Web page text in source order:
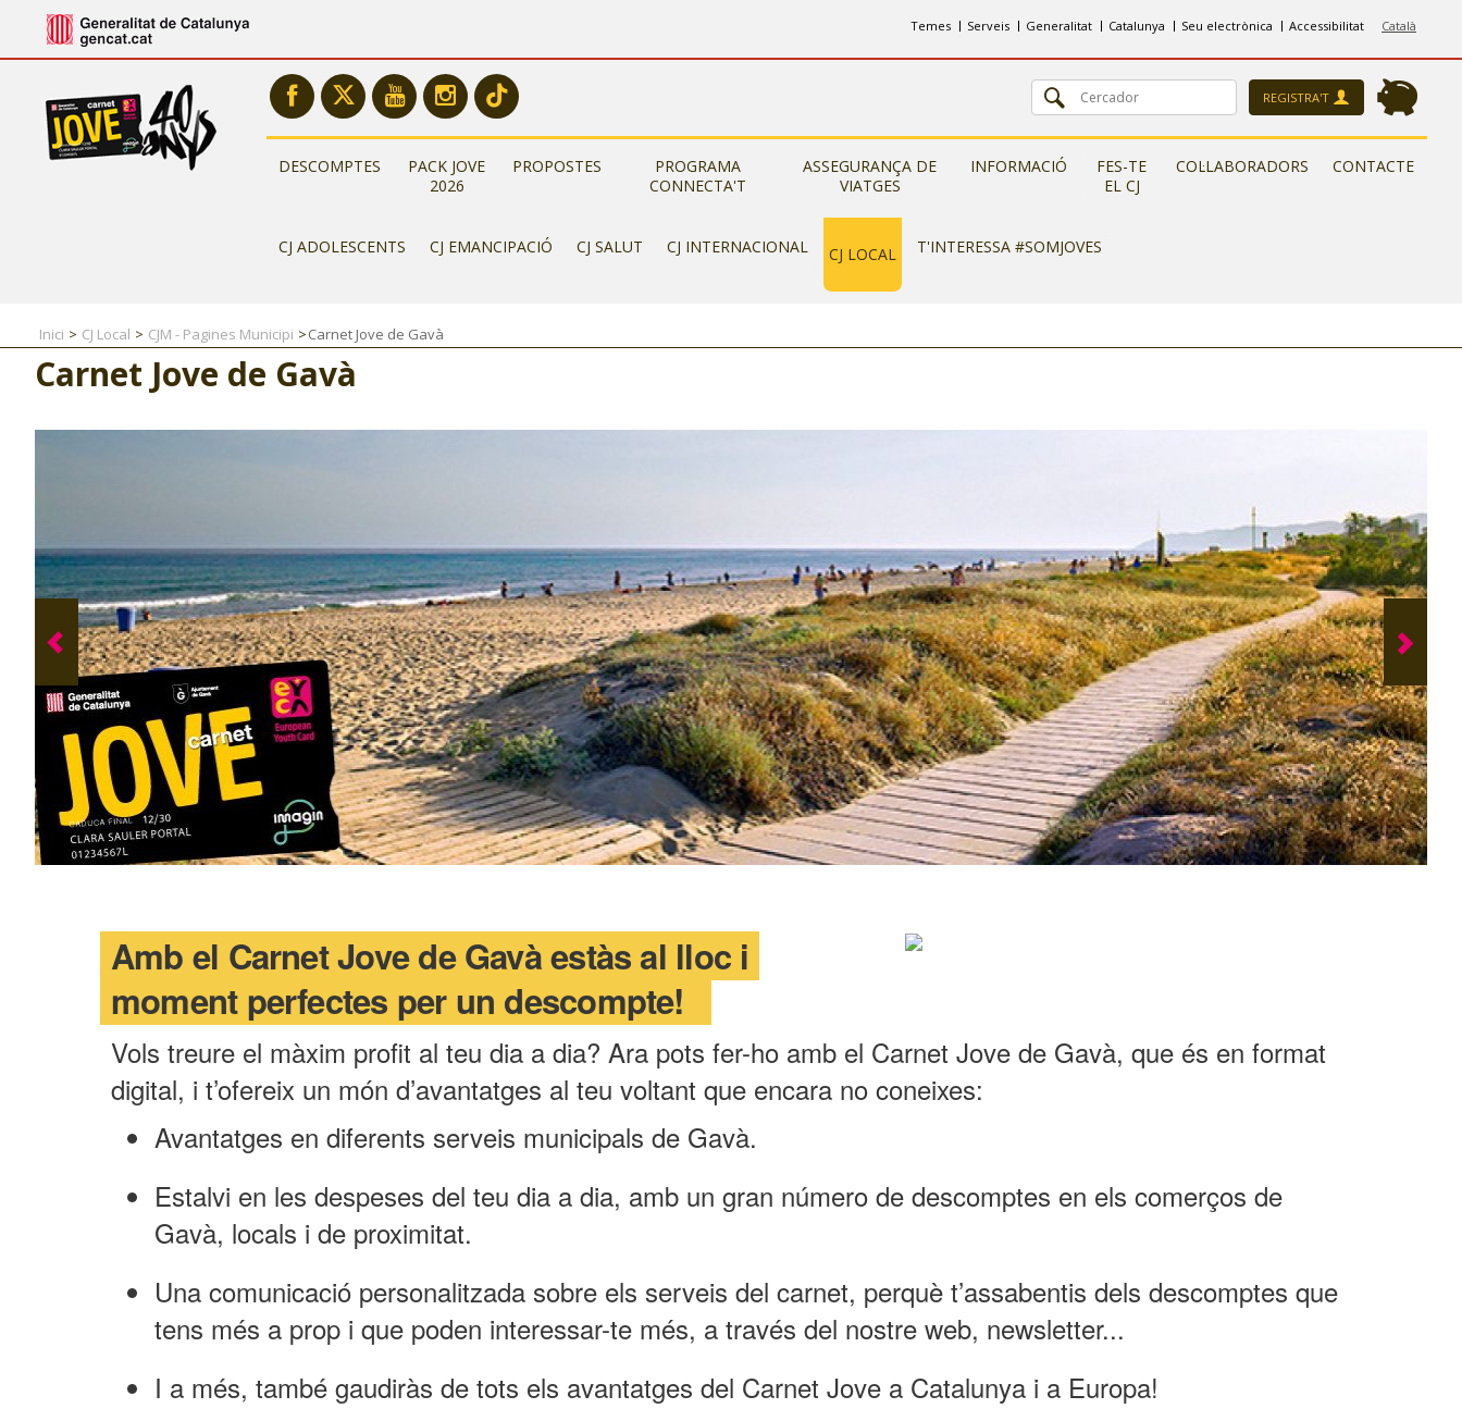
Català
Temes Serveis Generalitat Catalunya Seu electrònica Accessibilitat
REGISTRA'T
DESCOMPTES
PACK JOVE
2026
PROPOSTES
PROGRAMA
CONNECTA'T
ASSEGURANÇA DE
VIATGES
INFORMACIÓ
FES-TE
EL CJ
COL·LABORADORS CONTACTE
CJ ADOLESCENTS CJ EMANCIPACIÓ CJ SALUT CJ INTERNACIONAL CJ LOCAL T'INTERESSA #SOMJOVES
Inici CJ Local CJM - Pagines Municipi Carnet Jove de Gavà
Carnet Jove de Gavà
Amb el Carnet Jove de Gavà estàs al lloc i
moment perfectes per un descompte!
Vols treure el màxim profit al teu dia a dia? Ara pots fer-ho amb el Carnet Jove de Gavà, que és en format
digital, i t’ofereix un món d’avantatges al teu voltant que encara no coneixes:
Avantatges en diferents serveis municipals de Gavà.
Estalvi en les despeses del teu dia a dia, amb un gran número de descomptes en els comerços de
Gavà, locals i de proximitat.
Una comunicació personalitzada sobre els serveis del carnet, perquè t’assabentis dels descomptes que
tens més a prop i que poden interessar-te més, a través del nostre web, newsletter...
I a més, també gaudiràs de tots els avantatges del Carnet Jove a Catalunya i a Europa!